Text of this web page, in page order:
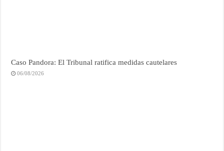
Caso Pandora: El Tribunal ratifica medidas cautelares
06/08/2026